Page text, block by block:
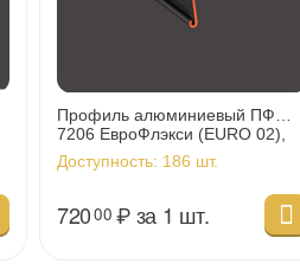
Профиль алюминиевый ПФ
7206 ЕвроФлэкси (EURO 02),
черный, 2м (50м/уп)
Доступность: 186 шт.
72000 ₽за 1 шт.